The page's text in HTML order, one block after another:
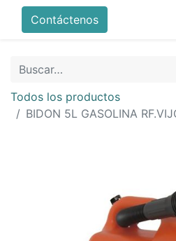
Contáctenos
Todos los productos
BIDON 5L GASOLINA